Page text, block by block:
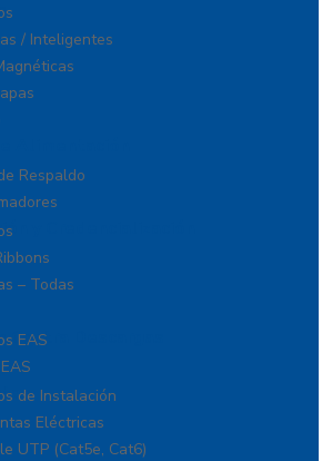
/ Inteligentes
Alimentación
Respaldo
y Credencialización
– Todas
Contra Descargas
EAS
de Instalación
Eléctricas
UTP (Cat5e, Cat6)